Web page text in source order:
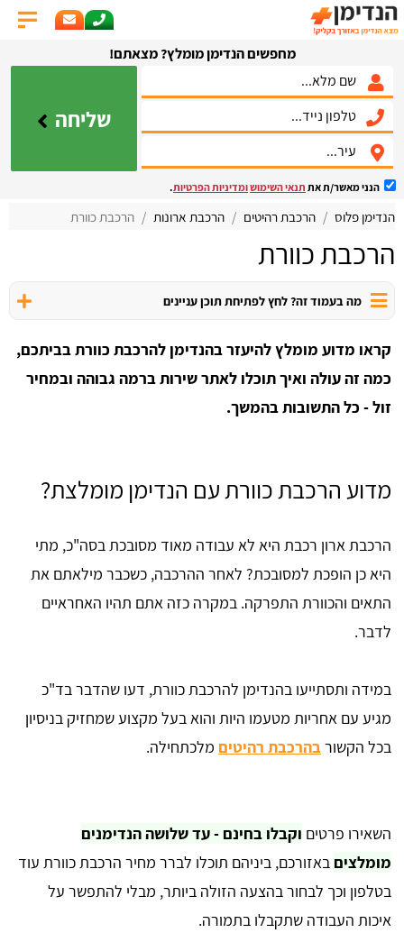
מחפשים הנדימן מומלץ? מצאתם!
שליחה
הנני מאשר/ת את תנאי השימושומדיניות הפרטיות.
הנדימן פלוס הרכבת רהיטים הרכבת ארונות הרכבת כוורת
הרכבת כוורת
מה בעמוד זה? לחץ לפתיחת תוכן עניינים
קראו מדוע מומלץ להיעזר בהנדימן להרכבת כוורת בביתכם,
כמה זה עולה ואיך תוכלו לאתר שירות ברמה גבוהה ובמחיר
זול - כל התשובות בהמשך.
מדוע הרכבת כוורת עם הנדימן מומלצת?
הרכבת ארון רכבת היא לא עבודה מאוד מסובכת בסה"כ, מתי
היא כן הופכת למסובכת? לאחר ההרכבה, כשכבר מילאתם את
התאים והכוורת התפרקה. במקרה כזה אתם תהיו האחראיים
לדבר.
במידה ותסתייעו בהנדימן להרכבת כוורת, דעו שהדבר בד"כ
מגיע עם אחריות מטעמו היות והוא בעל מקצוע שמחזיק בניסיון
בכל הקשורבהרכבת רהיטים מלכתחילה.
השאירו פרטים וקבלו בחינם - עד שלושה הנדימנים
מומלצים באזורכם, ביניהם תוכלו לברר מחיר הרכבת כוורת עוד
בטלפון וכך לבחור בהצעה הזולה ביותר, מבלי להתפשר על
איכות העבודה שתקבלו בתמורה.